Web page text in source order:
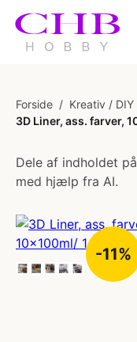
Forside / Kreativ / DIY
3D Liner, ass. farver,
Dele af indholdet
med hjælp fra AI.
-11%